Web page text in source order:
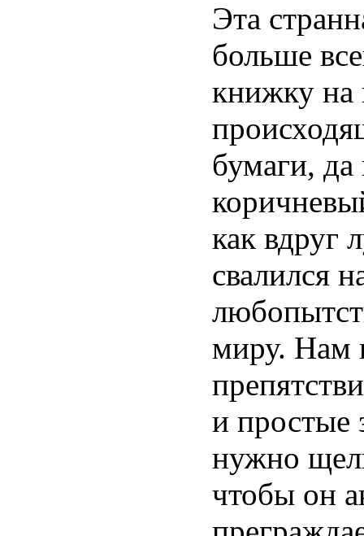
Эта
больше
книжку на
бумаги,
как вдруг
свалился
миру. Нам
и простые
нужно
чтобы он